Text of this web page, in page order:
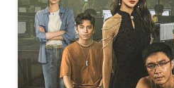
星河入梦[60帧率版本][国语配音
幕
DL.H265.HDR.60fps.DTS5.1-
[7.32GB] 复制 下载